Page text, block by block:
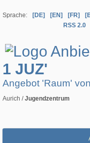
Sprache: [DE] [EN] [FR]
RSS 2.0
1 JUZ'
Angebot 'Raum' von
Aurich /Jugendzentrum